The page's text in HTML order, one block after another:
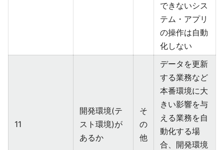
できないシス
テム・アプリ
の操作は自動
化しない
11
開発環境(テ
スト環境)が
あるか
そ
の
他
データを更新
する業務など
本番環境に大
きい影響を与
える業務を自
動化する場
合、開発環境